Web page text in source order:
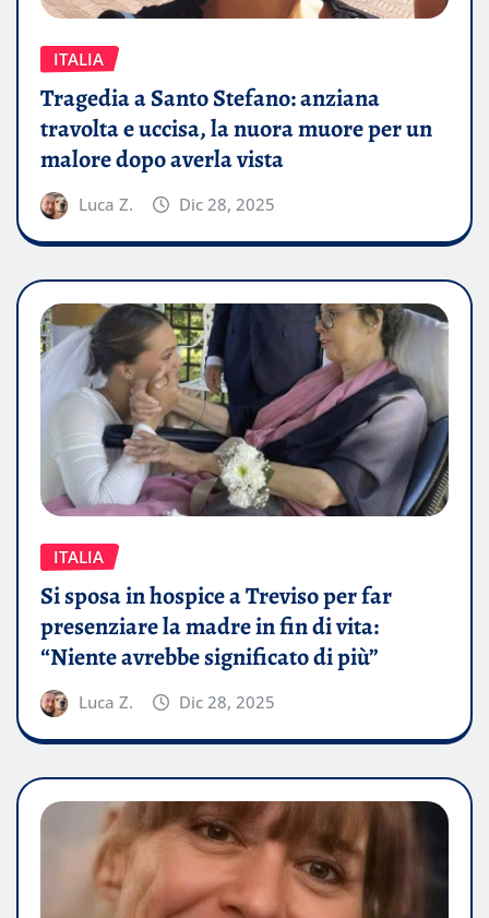
ITALIA
Tragedia a Santo Stefano: anziana
travolta e uccisa, la nuora muore per un
malore dopo averla vista
Luca Z. Dic 28, 2025
ITALIA
Si sposa in hospice a Treviso per far
presenziare la madre in fin di vita:
“Niente avrebbe significato di più”
Luca Z. Dic 28, 2025